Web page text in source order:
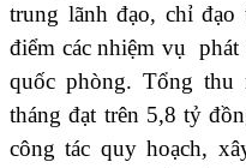
trung lãnh đạo, chỉ
điểm các nhiệm vụ
quốc phòng. Tổng thu
tháng đạt trên 5,8 tỷ
công tác quy hoạch,